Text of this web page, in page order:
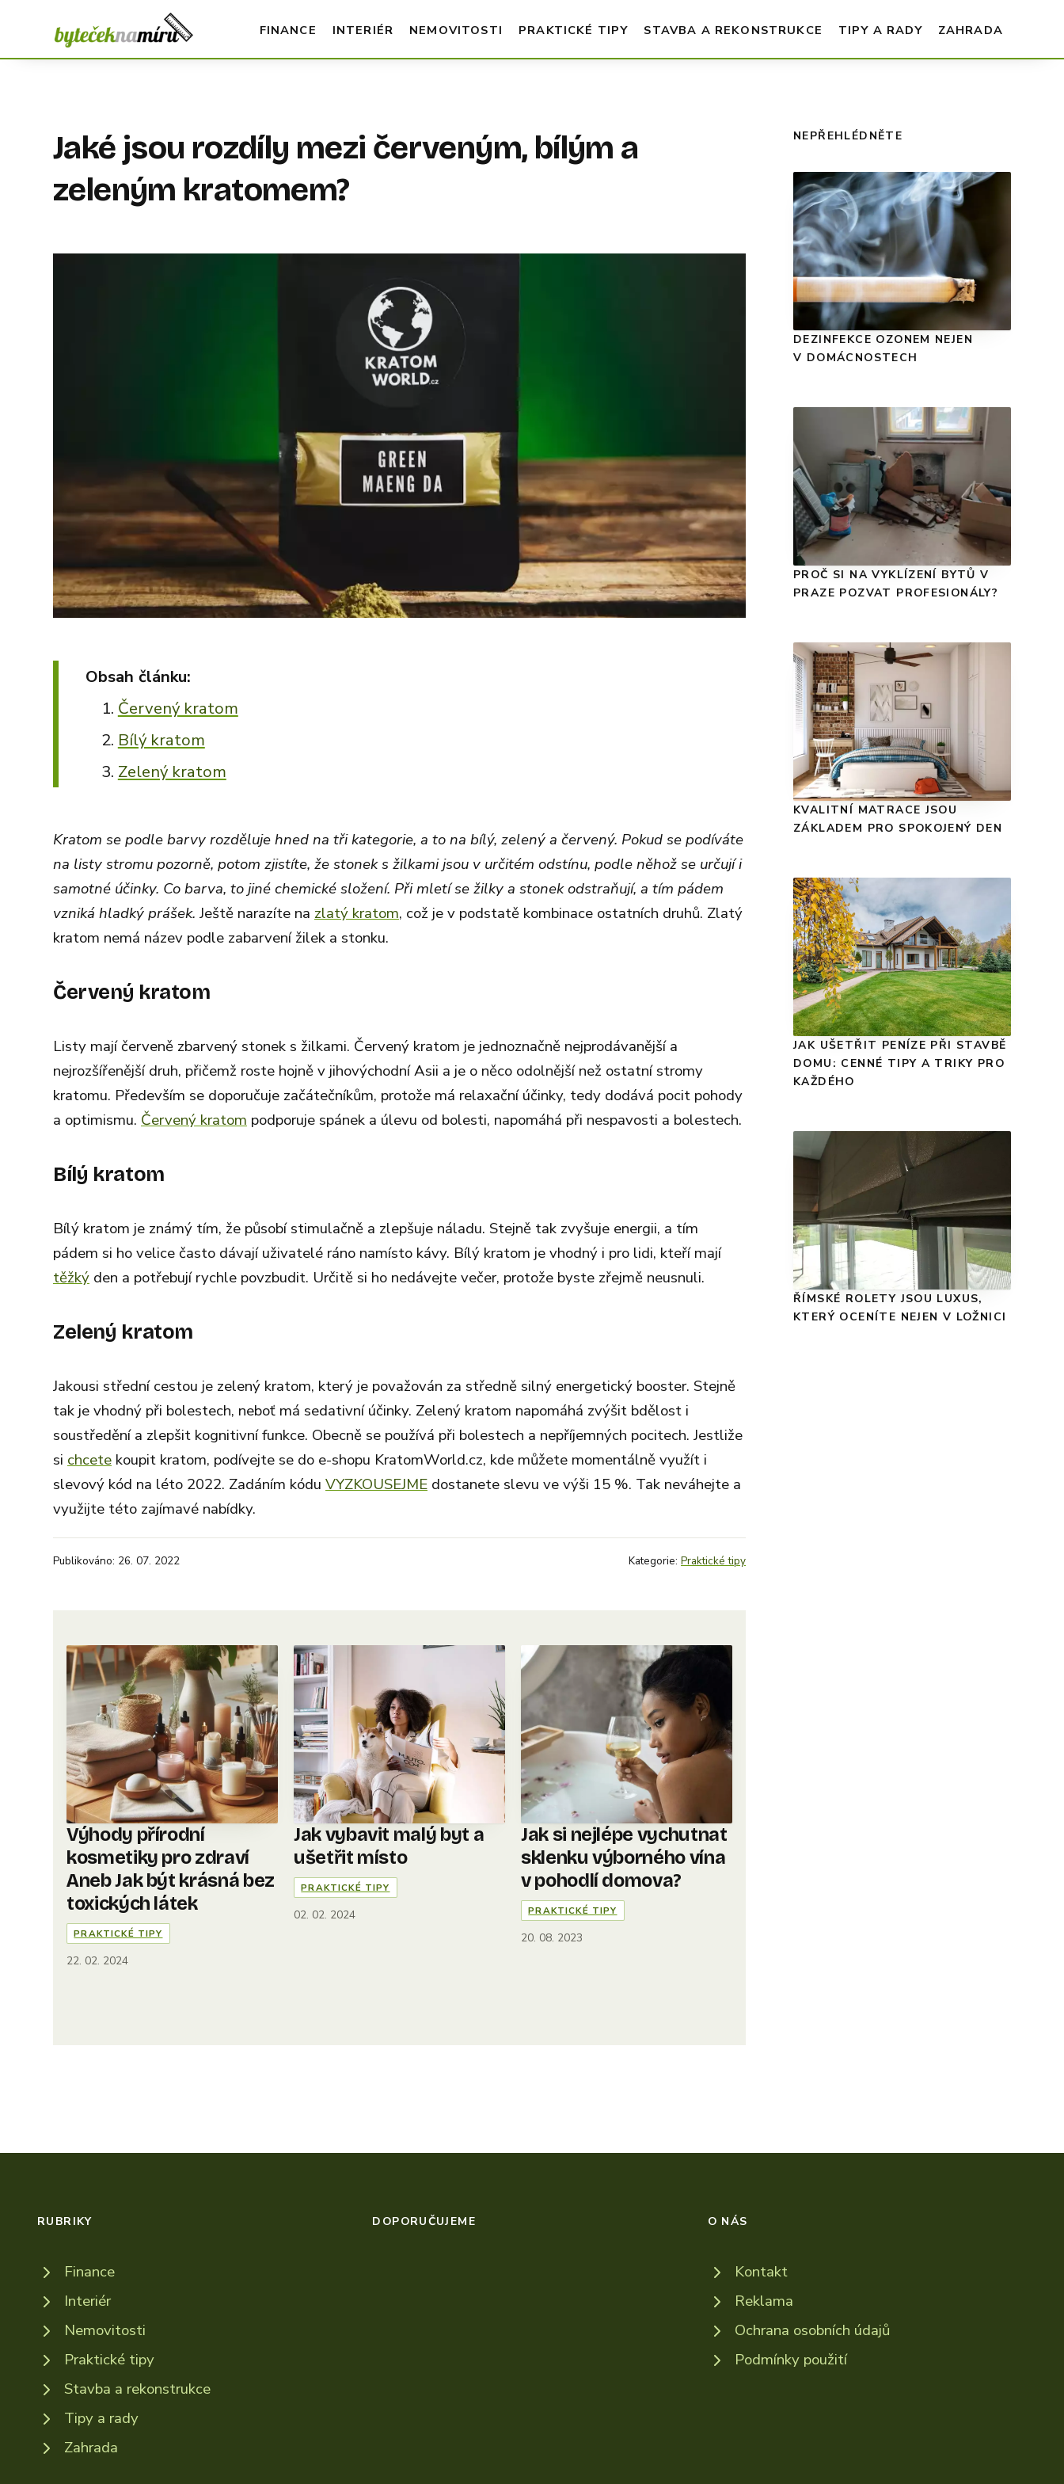
FINANCE INTERIÉR NEMOVITOSTI PRAKTICKÉ TIPY STAVBA A REKONSTRUKCE TIPY A RADY ZAHRADA
Jaké jsou rozdíly mezi červeným, bílým a
zeleným kratomem?
Obsah článku:
Červený kratom
Bílý kratom
Zelený kratom
Kratom se podle barvy rozděluje hned na tři kategorie, a to na bílý, zelený a červený. Pokud se podíváte
na listy stromu pozorně, potom zjistíte, že stonek s žilkami jsou v určitém odstínu, podle něhož se určují i
samotné účinky. Co barva, to jiné chemické složení. Při mletí se žilky a stonek odstraňují, a tím pádem
vzniká hladký prášek. Ještě narazíte na zlatý kratom, což je v podstatě kombinace ostatních druhů. Zlatý
kratom nemá název podle zabarvení žilek a stonku.
Červený kratom
Listy mají červeně zbarvený stonek s žilkami. Červený kratom je jednoznačně nejprodávanější a
nejrozšířenější druh, přičemž roste hojně v jihovýchodní Asii a je o něco odolnější než ostatní stromy
kratomu. Především se doporučuje začátečníkům, protože má relaxační účinky, tedy dodává pocit pohody
a optimismu. Červený kratom podporuje spánek a úlevu od bolesti, napomáhá při nespavosti a bolestech.
Bílý kratom
Bílý kratom je známý tím, že působí stimulačně a zlepšuje náladu. Stejně tak zvyšuje energii, a tím
pádem si ho velice často dávají uživatelé ráno namísto kávy. Bílý kratom je vhodný i pro lidi, kteří mají
těžký den a potřebují rychle povzbudit. Určitě si ho nedávejte večer, protože byste zřejmě neusnuli.
Zelený kratom
Jakousi střední cestou je zelený kratom, který je považován za středně silný energetický booster. Stejně
tak je vhodný při bolestech, neboť má sedativní účinky. Zelený kratom napomáhá zvýšit bdělost i
soustředění a zlepšit kognitivní funkce. Obecně se používá při bolestech a nepříjemných pocitech. Jestliže
si chcete koupit kratom, podívejte se do e-shopu KratomWorld.cz, kde můžete momentálně využít i
slevový kód na léto 2022. Zadáním kódu VYZKOUSEJME dostanete slevu ve výši 15 %. Tak neváhejte a
využijte této zajímavé nabídky.
Publikováno: 26. 07. 2022 Kategorie: Praktické tipy
Výhody přírodní
kosmetiky pro zdraví
Aneb Jak být krásná bez
toxických látek
PRAKTICKÉ TIPY
22. 02. 2024
Jak vybavit malý byt a
ušetřit místo
PRAKTICKÉ TIPY
02. 02. 2024
Jak si nejlépe vychutnat
sklenku výborného vína
v pohodlí domova?
PRAKTICKÉ TIPY
20. 08. 2023
NEPŘEHLÉDNĚTE
DEZINFEKCE OZONEM NEJEN
V DOMÁCNOSTECH
PROČ SI NA VYKLÍZENÍ BYTŮ V
PRAZE POZVAT PROFESIONÁLY?
KVALITNÍ MATRACE JSOU
ZÁKLADEM PRO SPOKOJENÝ DEN
JAK UŠETŘIT PENÍZE PŘI STAVBĚ
DOMU: CENNÉ TIPY A TRIKY PRO
KAŽDÉHO
ŘÍMSKÉ ROLETY JSOU LUXUS,
KTERÝ OCENÍTE NEJEN V LOŽNICI
RUBRIKY
Finance
Interiér
Nemovitosti
Praktické tipy
Stavba a rekonstrukce
Tipy a rady
Zahrada
DOPORUČUJEME O NÁS
Kontakt
Reklama
Ochrana osobních údajů
Podmínky použití